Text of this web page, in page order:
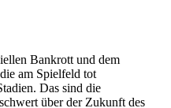
Bankrott und dem
am Spielfeld tot
Das sind die
über der Zukunft des